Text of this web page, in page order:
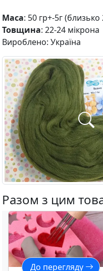
Маса: 50 гр+-5г
Товщина: 22-24 мікрона
Вироблено: Україна
Разом з цим
До перегляду